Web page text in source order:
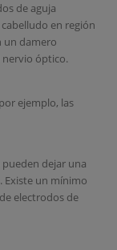
de aguja
en región
un damero
óptico.
ejemplo, las
dejar una
Existe un mínimo
electrodos de